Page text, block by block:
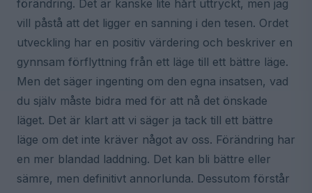
förändring. Det är kanske lite hårt uttryckt, men jag
vill påstå att det ligger en sanning i den tesen. Ordet
utveckling har en positiv värdering och beskriver en
gynnsam förflyttning från ett läge till ett bättre läge.
Men det säger ingenting om den egna insatsen, vad
du själv måste bidra med för att nå det önskade
läget. Det är klart att vi säger ja tack till ett bättre
läge om det inte kräver något av oss. Förändring har
en mer blandad laddning. Det kan bli bättre eller
sämre, men definitivt annorlunda. Dessutom förstår